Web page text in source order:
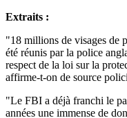
Extraits :
"18 millions de visages de
été réunis par la police
respect de la loi sur la
affirme-t-on de source
"Le FBI a déjà franchi le
années une immense de